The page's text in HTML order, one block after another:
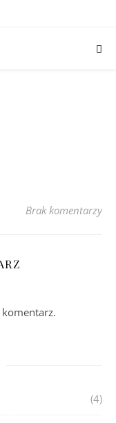
Brak komentarzy
(4)